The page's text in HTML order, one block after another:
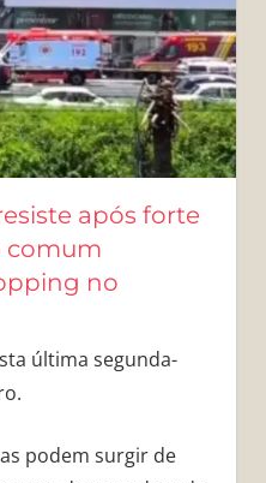
após forte
comum
no
última segunda-
podem surgir de